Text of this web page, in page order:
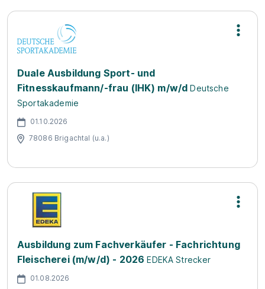
Duale Ausbildung Sport- und
Fitnesskaufmann/-frau (IHK) m/w/d Deutsche
Sportakademie
01.10.2026
78086 Brigachtal (u.a.)
Ausbildung zum Fachverkäufer - Fachrichtung
Fleischerei (m/w/d) - 2026 EDEKA Strecker
01.08.2026